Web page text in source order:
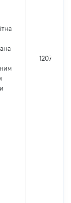
120771